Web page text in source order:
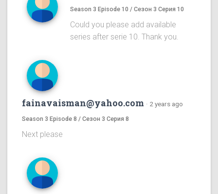
Season 3 Episode 10 / Сезон 3 Серия 10
Could you please add available
series after serie 10. Thank you.
fainavaisman@yahoo.com · 2 years ago
Season 3 Episode 8 / Сезон 3 Серия 8
Next please